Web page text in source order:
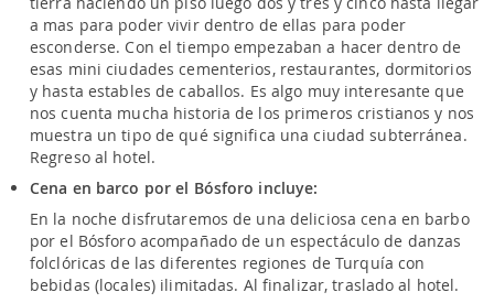
a mas para poder vivir dentro de ellas para poder
esconderse. Con el tiempo empezaban a hacer dentro de
esas mini ciudades cementerios, restaurantes, dormitorios
y hasta estables de caballos. Es algo muy interesante que
nos cuenta mucha historia de los primeros cristianos y nos
muestra un tipo de qué significa una ciudad subterránea.
Regreso al hotel.
Cena en barco por el Bósforo incluye:
En la noche disfrutaremos de una deliciosa cena en barbo
por el Bósforo acompañado de un espectáculo de danzas
folclóricas de las diferentes regiones de Turquía con
bebidas (locales) ilimitadas. Al finalizar, traslado al hotel.